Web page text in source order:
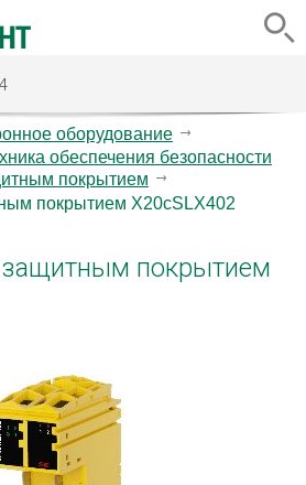
оборудование
обеспечения безопасности
покрытием
покрытием X20cSLX402
защитным покрытием